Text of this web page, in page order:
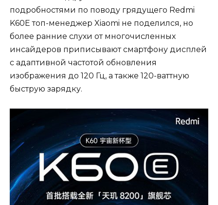
подробностями по поводу грядущего Redmi
K60E топ-менеджер Xiaomi не поделился, но
более ранние слухи от многочисленных
инсайдеров приписывают смартфону дисплей
с адаптивной частотой обновления
изображения до 120 Гц, а также 120-ваттную
быструю зарядку.